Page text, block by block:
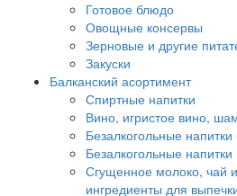
Готовое блюдо
Овощные консервы
Зерновые и другие
Закуски
Балканский асортимент
Спиртные напитки
Вино, игристое вино,
Безалкогольные напитки
Безалкогольные напитки
Сгущенное молоко, чай
ингредиенты для